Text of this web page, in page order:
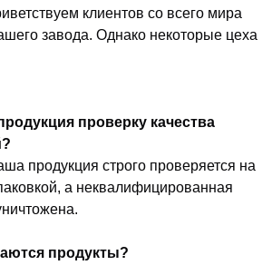
клиентов со всего мира
завода. Однако некоторые цеха
проверку качества
продукция строго проверяется на
а неквалифицированная
продукты?